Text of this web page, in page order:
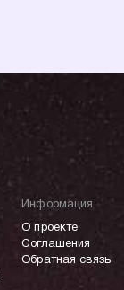
Информация
О проекте
Соглашения
Обратная связь